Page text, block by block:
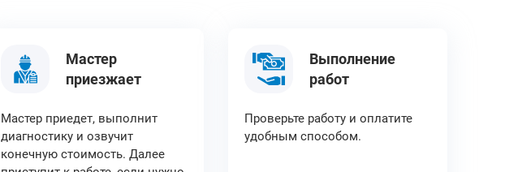
Мастер
приезжает
Мастер приедет, выполнит
диагностику и озвучит
конечную стоимость. Далее
Выполнение
работ
Проверьте работу и оплатите
удобным способом.